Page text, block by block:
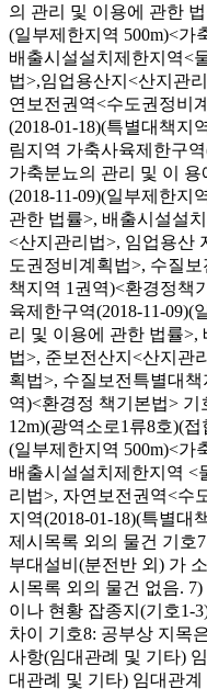
의 관리 및 이용에 관한
(일부제한지역 500m)<가
배출시설설치제한지역<
법>,임업용산지<산지관
연보전권역<수도권정비
(2018-01-18)(특별대책지
림지역 가축사육제한구
가축분뇨의 관리 및 이
(2018-11-09)(일부제한지
관한 법률>, 배출시설설
<산지관리법>, 임업용산
도권정비계획법>, 수질보
책지역 1권역)<환경정책
육제한구역(2018-11-09)(
리 및 이용에 관한 법률>,
법>, 준보전산지<산지관
획법>, 수질보전특별대책
역)<환경정 책기본법> 기
12m)(광역소로1류8호)(
(일부제한지역 500m)<가
배출시설설치제한지역 <
리법>, 자연보전권역<수
지역(2018-01-18)(특별대
제시목록 외의 물건 기호
부대설비(분전반 외) 가
시목록 외의 물건 없음.
이나 현황 잡종지(기호1-
차이 기호8: 공부상 지목
사항(임대관례 및 기타)
대관례 및 기타) 임대관계